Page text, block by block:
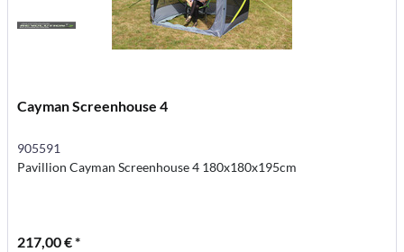
Cayman Screenhouse 4
905591
Pavillion Cayman Screenhouse 4 180x180x195cm
217,00 € *